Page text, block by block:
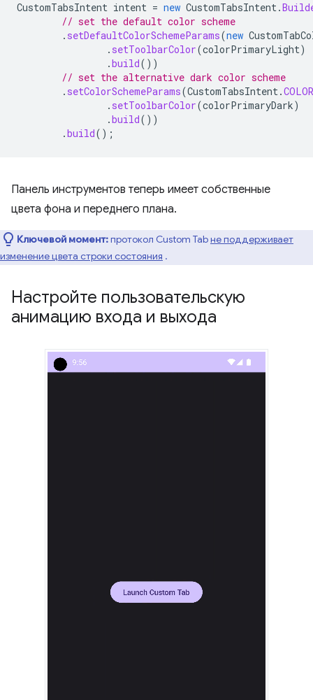
CustomTabsIntent intent = new CustomTabsIntent.
// set the default color scheme
. setDefaultColorSchemeParams(new
. setToolbarColor(colorPrimaryLight)
.build())
// set the alternative dark color scheme
. setColorSchemeParams(CustomTabsIntent.
. setToolbarColor(colorPrimaryDark)
.build())
.build();
Панель инструментов теперь имеет собственные
цвета фона и переднего плана.
Ключевой момент:протокол Custom Tabне поддерживает
изменение цвета строки состояния .
Настройте пользовательскую
анимацию входа и выхода